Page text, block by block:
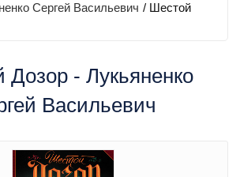
Сергей Васильевич / Шестой
Дозор - Лукьяненко
Васильевич